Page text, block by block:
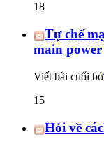
18
Tự chế
main
Viết bài cuối
15
Hỏi về